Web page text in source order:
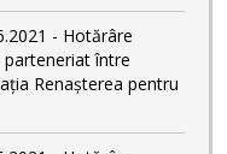
- Hotărâre
între
Renașterea pentru